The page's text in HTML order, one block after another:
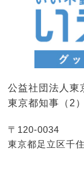
公益社団法人東
東京都知事（2
〒120-0034
東京都足立区千